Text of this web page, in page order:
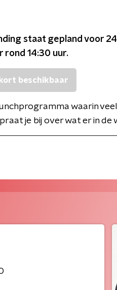
staat gepland voor
rond 14:30 uur.
beschikbaar
waarin
je bij over wat er in de